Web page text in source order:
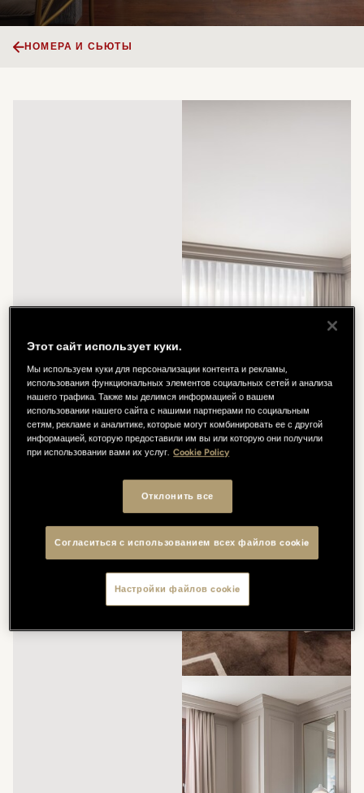
НОМЕРА И СЬЮТЫ
Этот сайт использует куки.
Мы используем куки для персонализации контента и рекламы,
использования функциональных элементов социальных сетей и анализа
нашего трафика. Также мы делимся информацией о вашем
использовании нашего сайта с нашими партнерами по социальным
сетям, рекламе и аналитике, которые могут комбинировать ее с другой
информацией, которую предоставили им вы или которую они получили
при использовании вами их услуг. Cookie Policy
Отклонить все
Согласиться с использованием всех файлов cookie
Настройки файлов cookie